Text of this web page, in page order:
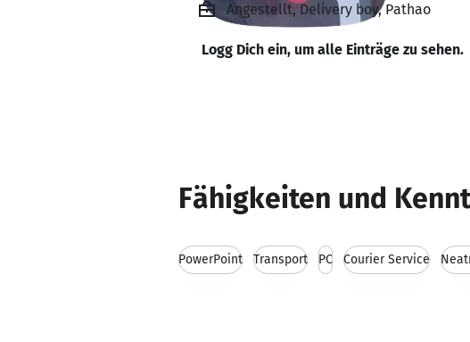
Angestellt, Delivery boy, Pathao
Logg Dich ein, um alle Einträge zu sehen.
Fähigkeiten und
PowerPoint Transport PC Courier Service